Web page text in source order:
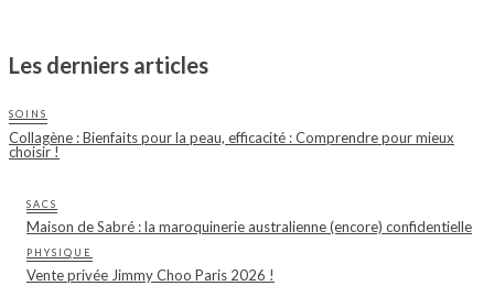
Les derniers articles
SOINS
Collagène : Bienfaits pour la peau, efficacité : Comprendre pour mieux
choisir !
SACS
Maison de Sabré : la maroquinerie australienne (encore) confidentielle
PHYSIQUE
Vente privée Jimmy Choo Paris 2026 !